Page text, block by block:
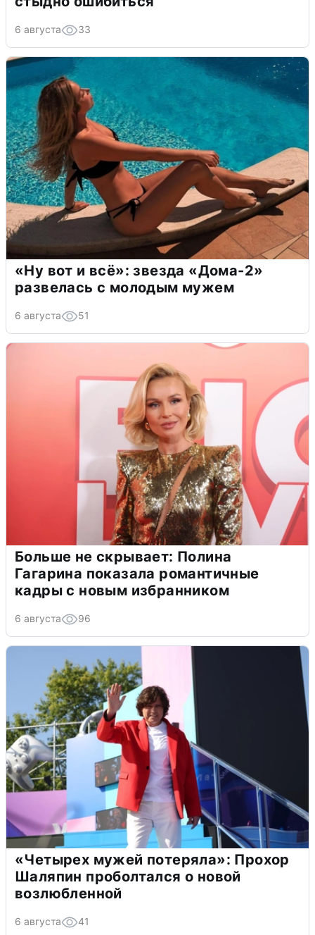
6 августа 33
«Ну вот и всё»: звезда «Дома-2»
развелась с молодым мужем
6 августа 51
Больше не скрывает: Полина
Гагарина показала романтичные
кадры с новым избранником
6 августа 96
«Четырех мужей потеряла»: Прохор
Шаляпин проболтался о новой
возлюбленной
6 августа 41